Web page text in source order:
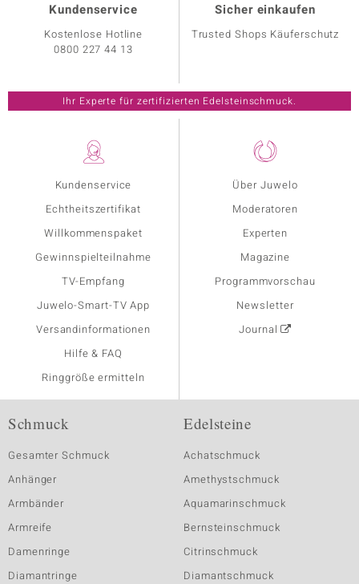
Kundenservice
Echtheitszertifikat
Willkommenspaket
Gewinnspielteilnahme
TV-Empfang
Juwelo-Smart-TV App
Versandinformationen
Hilfe & FAQ
Ringgröße ermitteln
Über Juwelo
Moderatoren
Experten
Magazine
Programmvorschau
Newsletter
Journal
Kundenservice
Kostenlose Hotline
0800 227 44 13
Sicher einkaufen
Trusted Shops Käuferschutz
Ihr Experte für zertifizierten Edelsteinschmuck.
Schmuck
Gesamter Schmuck
Anhänger
Armbänder
Armreife
Damenringe
Diamantringe
Edelsteine
Achatschmuck
Amethystschmuck
Aquamarinschmuck
Bernsteinschmuck
Citrinschmuck
Diamantschmuck